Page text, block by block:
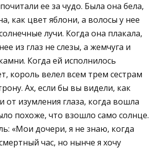
ее за чудо. Была она бела,
как цвет яблони, а волосы у нее
лучи. Когда она плакала,
из глаз не слезы, а жемчуга и
Когда ей исполнилось
король велел всем трем сестрам
Ах, если бы вы видели, как
от изумления глаза, когда вошла
похоже, что взошло само солнце.
«Мои дочери, я не знаю, когда
час, но нынче я хочу